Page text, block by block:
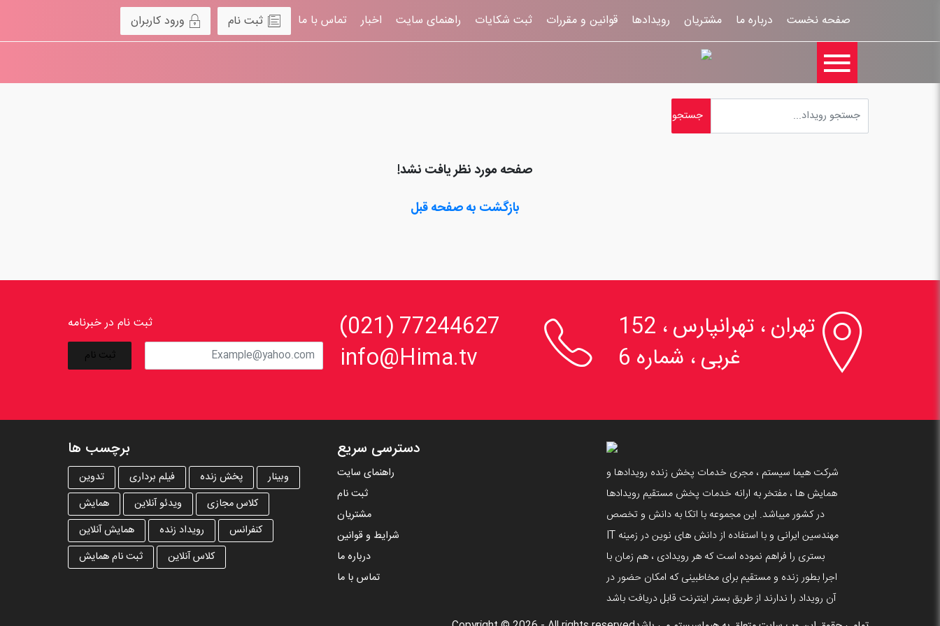
صفحه نخست درباره ما مشتریان رویدادها قوانين و مقررات ثبت شکایات راهنمای سایت اخبار تماس با ما ورود کاربران ثبت نام

صفحه مورد نظر یافت نشد!
بازگشت به صفحه قبل

تهران ، تهرانپارس ، 152
غربی ، شماره 6

77244627 (021)
info@Hima.tv
ثبت نام در خبرنامه
شرکت هیما سیستم ، مجری خدمات پخش زنده رویدادها و
همایش ها ، مفتخر به ارانه خدمات پخش مستقیم رویدادها
در کشور میباشد. این مجموعه با اتکا به دانش و تخصص
مهندسین ایرانی و با استفاده از دانش های نوین در زمینه IT
بستری را فراهم نموده است که هر رویدادی ، هم زمان با
اجرا بطور زنده و مستقیم برای مخاطبینی که امکان حضور در
آن رویداد را ندارند از طریق بستر اینترنت قابل دریافت باشد
دسترسی سریع
راهنمای سایت
ثبت نام
مشتریان
شرایط و قوانین
درباره ما
تماس با ما
برچسب ها
وبینار پخش زنده فیلم برداری
تدوین
کلاس مجازی
ویدئو آنلاین
همایش
کنفرانس
رویداد زنده
همایش آنلاین
کلاس آنلاین
ثبت نام همایش